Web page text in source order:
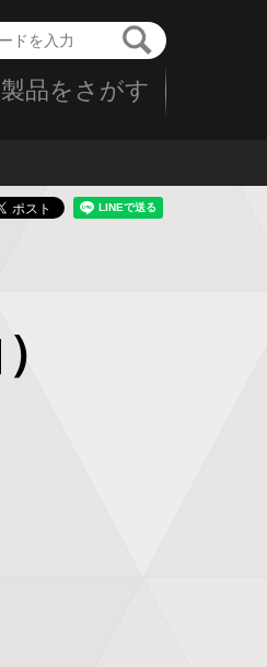
製品をさがす